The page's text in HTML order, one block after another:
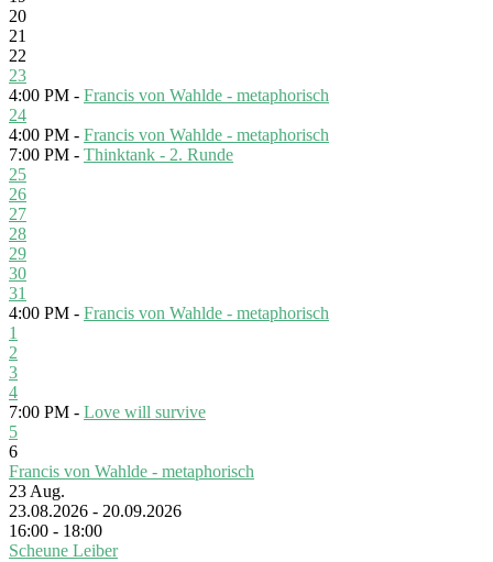
20
21
22
23
4:00 PM - Francis von Wahlde - metaphorisch
24
4:00 PM - Francis von Wahlde - metaphorisch
7:00 PM - Thinktank - 2. Runde
25
26
27
28
29
30
31
4:00 PM - Francis von Wahlde - metaphorisch
1
2
3
4
7:00 PM - Love will survive
5
6
Francis von Wahlde - metaphorisch
23 Aug.
23.08.2026 - 20.09.2026
16:00 - 18:00
Scheune Leiber